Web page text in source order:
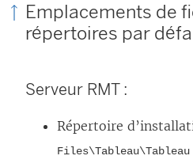
Emplacements de
répertoires par
Serveur RMT :
Répertoire